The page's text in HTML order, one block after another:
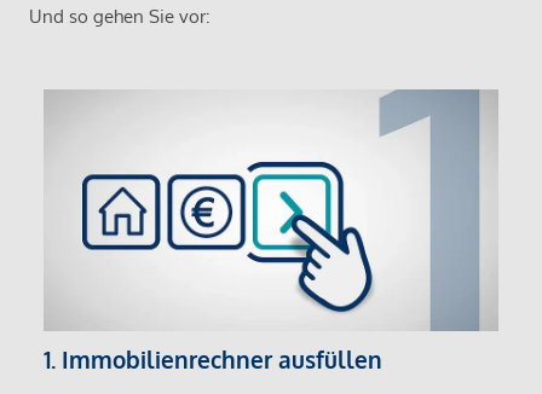
Und so gehen Sie vor:
1. Immobilienrechner ausfüllen